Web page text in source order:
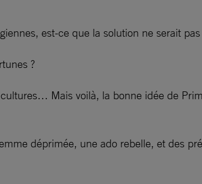
est-ce que la solution ne serait
?
Mais voilà, la bonne idée de
déprimée, une ado rebelle, et des